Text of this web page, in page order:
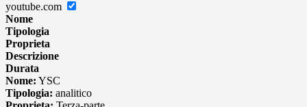
youtube.com
Nome
Tipologia
Proprieta
Descrizione
Durata
Nome: YSC
Tipologia: analitico